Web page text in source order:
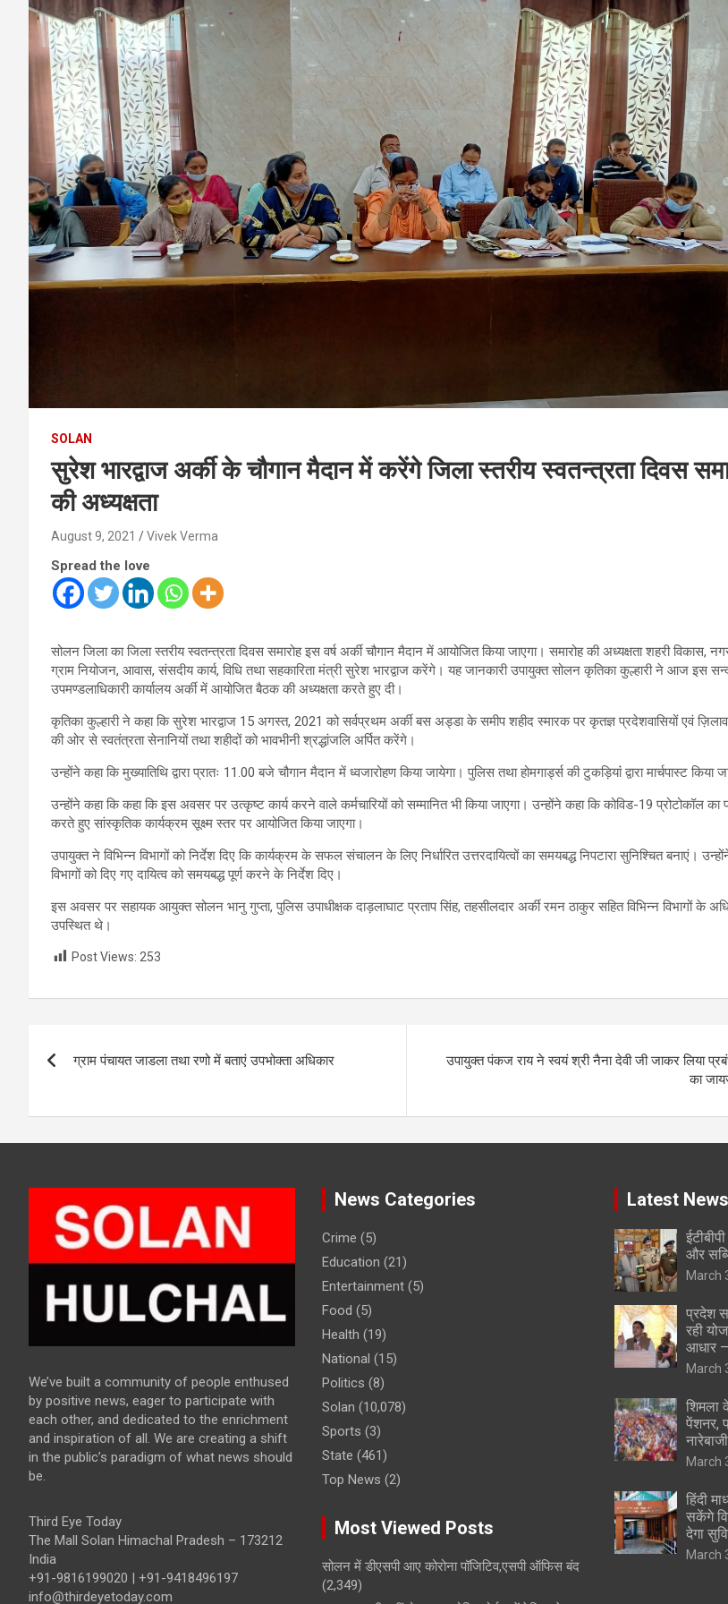
SOLAN
सुरेश भारद्वाज अर्की के चौगान मैदान में करेंगे जिला स्तरीय स्वतन्त्रता दिवस
की अध्यक्षता
August 9, 2021 Vivek Verma
Spread the love
सोलन जिला का जिला स्तरीय स्वतन्त्रता दिवस समारोह इस वर्ष अर्की चौगान मैदान में आयोजित किया जाएगा। समारोह की अध्यक्षता शहरी विकास,
ग्राम नियोजन, आवास, संसदीय कार्य, विधि तथा सहकारिता मंत्री सुरेश भारद्वाज करेंगे। यह जानकारी उपायुक्त सोलन कृतिका कुल्हारी ने आज इस
उपमण्डलाधिकारी कार्यालय अर्की में आयोजित बैठक की अध्यक्षता करते हुए दी।
कृतिका कुल्हारी ने कहा कि सुरेश भारद्वाज 15 अगस्त, 2021 को सर्वप्रथम अर्की बस अड्डा के समीप शहीद स्मारक पर कृतज्ञ प्रदेशवासियों एवं
की ओर से स्वतंत्रता सेनानियों तथा शहीदों को भावभीनी श्रद्धांजलि अर्पित करेंगे।
उन्होंने कहा कि मुख्यातिथि द्वारा प्रातः 11.00 बजे चौगान मैदान में ध्वजारोहण किया जायेगा। पुलिस तथा होमगार्ड्स की टुकड़ियांं द्वारा मार्चपास्ट किया
उन्होंने कहा कि कहा कि इस अवसर पर उत्कृष्ट कार्य करने वाले कर्मचारियों को सम्मानित भी किया जाएगा। उन्होंने कहा कि कोविड-19 प्रोटोकॉल का
करते हुए सांस्कृतिक कार्यक्रम सूक्ष्म स्तर पर आयोजित किया जाएगा।
उपायुक्त ने विभिन्न विभागों को निर्देश दिए कि कार्यक्रम के सफल संचालन के लिए निर्धारित उत्तरदायित्वों का समयबद्ध निपटारा सुनिश्चित बनाएं।
विभागों को दिए गए दायित्व को समयबद्ध पूर्ण करने के निर्देश दिए।
इस अवसर पर सहायक आयुक्त सोलन भानु गुप्ता, पुलिस उपाधीक्षक दाड़लाघाट प्रताप सिंह, तहसीलदार अर्की रमन ठाकुर सहित विभिन्न विभागों के
उपस्थित थे।
Post Views: 253
navigation
ग्राम पंचायत जाडला तथा रणो में बताएं उपभोक्ता अधिकार
उपायुक्त पंकज राय ने स्वयं श्री नैना देवी जी जाकर लिया
का
We’ve built a community of people enthused
by positive news, eager to participate with
each other, and dedicated to the enrichment
and inspiration of all. We are creating a shift
in the public’s paradigm of what news should
be.
Third Eye Today
The Mall Solan Himachal Pradesh – 173212
India
+91-9816199020 | +91-9418496197
info@thirdeyetoday.com
News Categories
Crime (5)
Education (21)
Entertainment(5)
Food (5)
Health (19)
National (15)
Politics (8)
Solan (10,078)
Sports (3)
State (461)
Top News (2)
Most Viewed Posts
सोलन में डीएसपी आए कोरोना पॉजिटिव,एसपी ऑफिस बंद
(2,349)
Latest News
और
March
प्रदेश
रही
आधार
March
शिमला
पेंशनर,
March
हिंदी
सकेंगे
देगा
March